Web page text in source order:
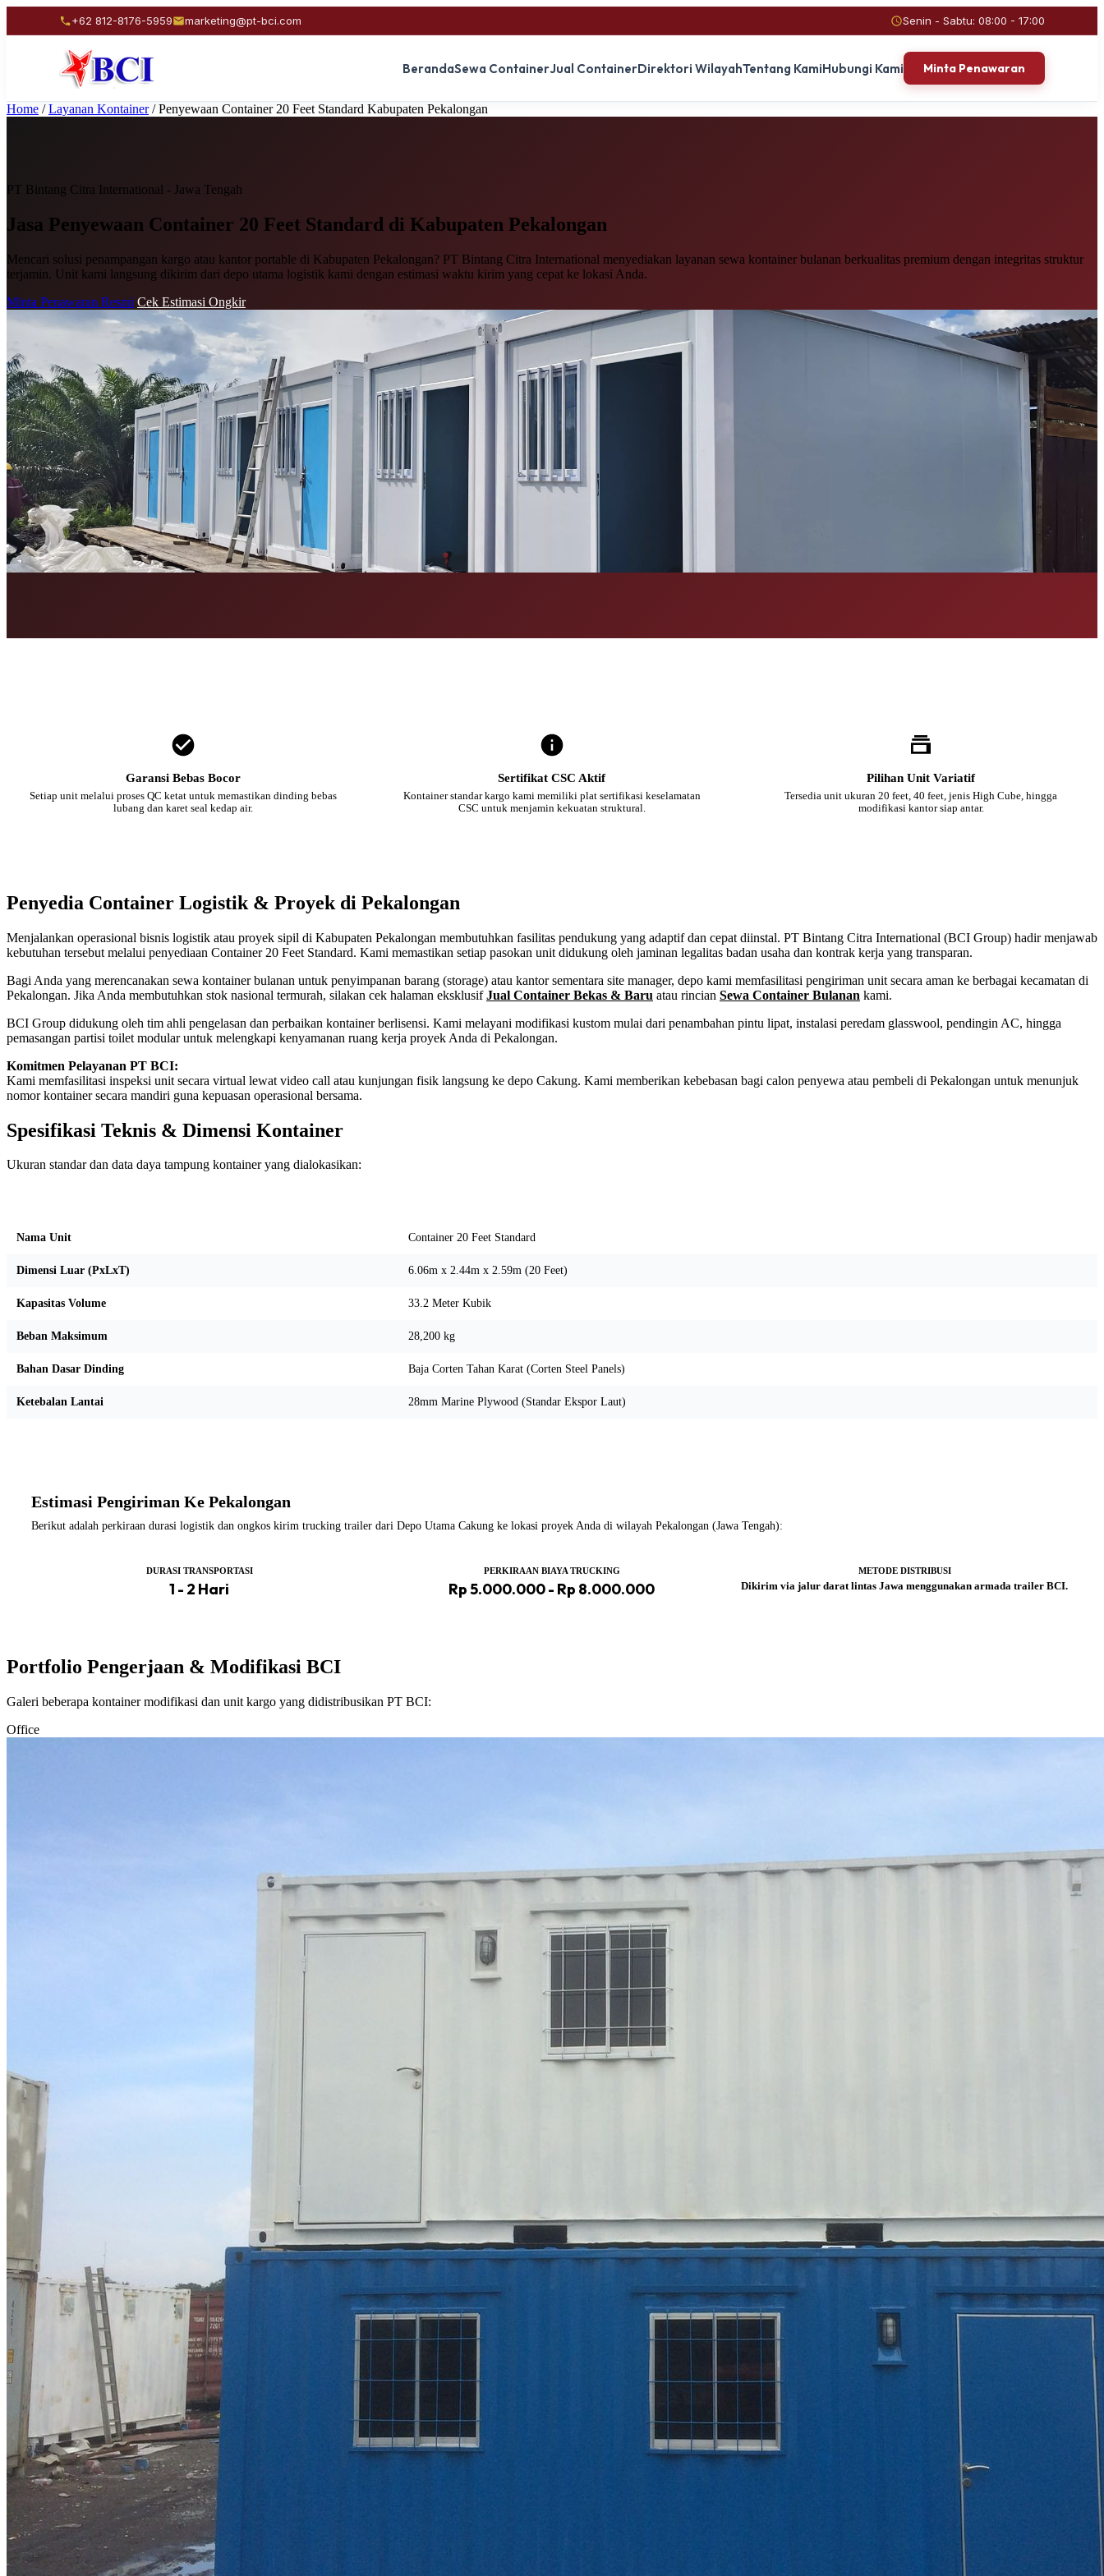
+62 812-8176-5959 marketing@pt-bci.com Senin - Sabtu: 08:00 - 17:00
BerandaSewa ContainerJual ContainerDirektori WilayahTentang KamiHubungi Kami Minta Penawaran
Home / Layanan Kontainer / Penyewaan Container 20 Feet Standard Kabupaten Pekalongan
PT Bintang Citra International - Jawa Tengah
Jasa Penyewaan Container 20 Feet Standard di Kabupaten Pekalongan
Mencari solusi penampangan kargo atau kantor portable di Kabupaten Pekalongan? PT Bintang Citra International menyediakan layanan sewa kontainer bulanan berkualitas premium dengan integritas struktur
terjamin. Unit kami langsung dikirim dari depo utama logistik kami dengan estimasi waktu kirim yang cepat ke lokasi Anda.
Minta Penawaran Resmi Cek Estimasi Ongkir
Garansi Bebas Bocor
Setiap unit melalui proses QC ketat untuk memastikan dinding bebas
lubang dan karet seal kedap air.
Sertifikat CSC Aktif
Kontainer standar kargo kami memiliki plat sertifikasi keselamatan
CSC untuk menjamin kekuatan struktural.
Pilihan Unit Variatif
Tersedia unit ukuran 20 feet, 40 feet, jenis High Cube, hingga
modifikasi kantor siap antar.
Penyedia Container Logistik & Proyek di Pekalongan
Menjalankan operasional bisnis logistik atau proyek sipil di Kabupaten Pekalongan membutuhkan fasilitas pendukung yang adaptif dan cepat diinstal. PT Bintang Citra International (BCI Group) hadir menjawab
kebutuhan tersebut melalui penyediaan Container 20 Feet Standard. Kami memastikan setiap pasokan unit didukung oleh jaminan legalitas badan usaha dan kontrak kerja yang transparan.
Bagi Anda yang merencanakan sewa kontainer bulanan untuk penyimpanan barang (storage) atau kantor sementara site manager, depo kami memfasilitasi pengiriman unit secara aman ke berbagai kecamatan di
Pekalongan. Jika Anda membutuhkan stok nasional termurah, silakan cek halaman eksklusifJual Container Bekas & Baru atau rincian Sewa Container Bulanan kami.
BCI Group didukung oleh tim ahli pengelasan dan perbaikan kontainer berlisensi. Kami melayani modifikasi kustom mulai dari penambahan pintu lipat, instalasi peredam glasswool, pendingin AC, hingga
pemasangan partisi toilet modular untuk melengkapi kenyamanan ruang kerja proyek Anda di Pekalongan.
Komitmen Pelayanan PT BCI:
Kami memfasilitasi inspeksi unit secara virtual lewat video call atau kunjungan fisik langsung ke depo Cakung. Kami memberikan kebebasan bagi calon penyewa atau pembeli di Pekalongan untuk menunjuk
nomor kontainer secara mandiri guna kepuasan operasional bersama.
Spesifikasi Teknis & Dimensi Kontainer
Ukuran standar dan data daya tampung kontainer yang dialokasikan:
Nama Unit Container 20 Feet Standard
Dimensi Luar (PxLxT) 6.06m x 2.44m x 2.59m (20 Feet)
Kapasitas Volume 33.2 Meter Kubik
Beban Maksimum 28,200 kg
Bahan Dasar Dinding Baja Corten Tahan Karat (Corten Steel Panels)
Ketebalan Lantai 28mm Marine Plywood (Standar Ekspor Laut)
Estimasi Pengiriman Ke Pekalongan
Berikut adalah perkiraan durasi logistik dan ongkos kirim trucking trailer dari Depo Utama Cakung ke lokasi proyek Anda di wilayah Pekalongan (Jawa Tengah):
DURASI TRANSPORTASI
1 - 2 Hari
PERKIRAAN BIAYA TRUCKING
Rp 5.000.000 - Rp 8.000.000
METODE DISTRIBUSI
Dikirim via jalur darat lintas Jawa menggunakan armada trailer BCI.
Portfolio Pengerjaan & Modifikasi BCI
Galeri beberapa kontainer modifikasi dan unit kargo yang didistribusikan PT BCI:
Office